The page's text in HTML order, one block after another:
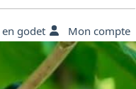
en godet Mon compte